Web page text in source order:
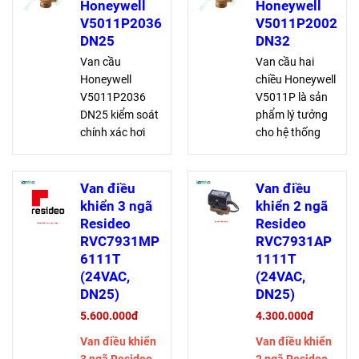
Honeywell
V5011P2036
DN25
Van cầu
Honeywell
V5011P2036
DN25 kiểm soát
chính xác hơi
trong HVAC. Với
thân bằng đồng
đỏ, kết nối ren
BSPT, tỷ lệ rò rỉ
chỗ ngồi thấp,
van đáp ứng
các hệ thống
điều khiển 2 vị trí
và điều biến.
với bộ truyền
Honeywell
V5011P2002
DN32
Van cầu hai
chiều Honeywell
V5011P là sản
phẩm lý tưởng
cho hệ thống
và làm mát. Với
thân bằng đồng
đỏ, tỷ lệ rò rỉ
thấp và khả
năng điều chỉnh
đáng kinh ngạc,
van đảm bảo độ
ổn định và hiệu
quả tối ưu.
điều khiển hai vị
Van điều
khiển 3 ngã
Resideo
RVC7931MP
6111T
(24VAC,
DN25)
5.600.000đ
Van điều khiển
Van điều
khiển 2 ngã
Resideo
RVC7931AP
1111T
(24VAC,
DN25)
4.300.000đ
Van điều khiển